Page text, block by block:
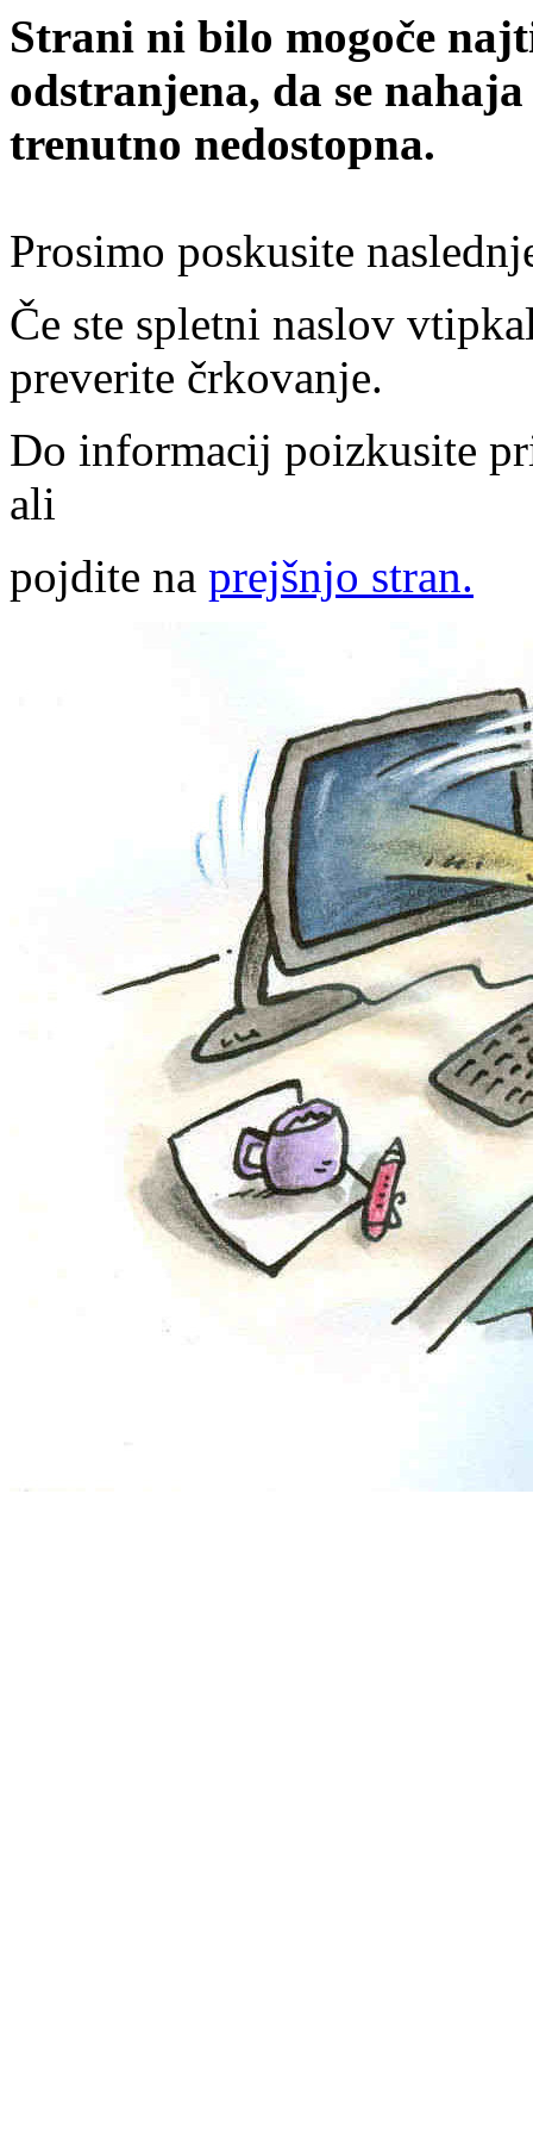
Strani ni bilo mogoče
odstranjena, da se
trenutno nedostopna.
Prosimo poskusite
Če ste spletni naslov
preverite črkovanje.
Do informacij poizkusite
ali
pojdite na prejšnjo stran.